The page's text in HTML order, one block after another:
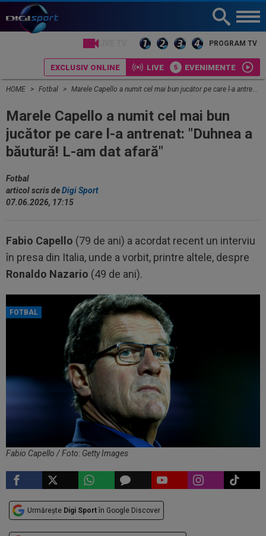
PROGRAM TV
EXCLUSIV ONLINE LIVE EVENIMENTE
HOME Fotbal Marele Capello a numit cel mai bun jucător pe care l-a antrenat: "Duhnea a băutură! L-am dat afară"
Marele Capello a numit cel mai bun
jucător pe care l-a antrenat: "Duhnea a
băutură! L-am dat afară"
Fotbal
articol scris deDigi Sport
07.06.2026, 17:15
Fabio Capello (79 de ani) a acordat recent un interviu
în presa din Italia, unde a vorbit, printre altele, despre
Ronaldo Nazario (49 de ani).
FOTBAL
Fabio Capello / Foto: Getty Images
Urmărește Digi Sport în Google Discover